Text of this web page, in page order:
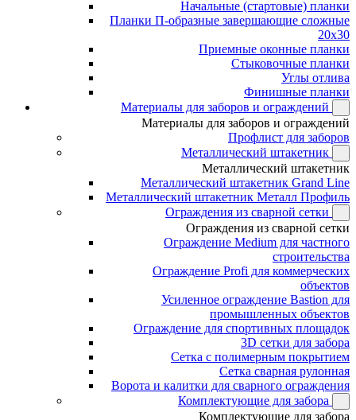
Начальные (стартовые) планки
Планки П-образные завершающие сложные
20x30
Приемные оконные планки
Стыковочные планки
Углы отлива
Финишные планки
Материалы для заборов и ограждений
Материалы для заборов и ограждений
Профлист для заборов
Металлический штакетник
Металлический штакетник
Металлический штакетник Grand Line
Металлический штакетник Металл Профиль
Ограждения из сварной сетки
Ограждения из сварной сетки
Ограждение Medium для частного
строительства
Ограждение Profi для коммерческих
объектов
Усиленное ограждение Bastion для
промышленных объектов
Ограждение для спортивных площадок
3D сетки для забора
Сетка с полимерным покрытием
Сетка сварная рулонная
Ворота и калитки для сварного ограждения
Комплектующие для забора
Комплектующие для забора